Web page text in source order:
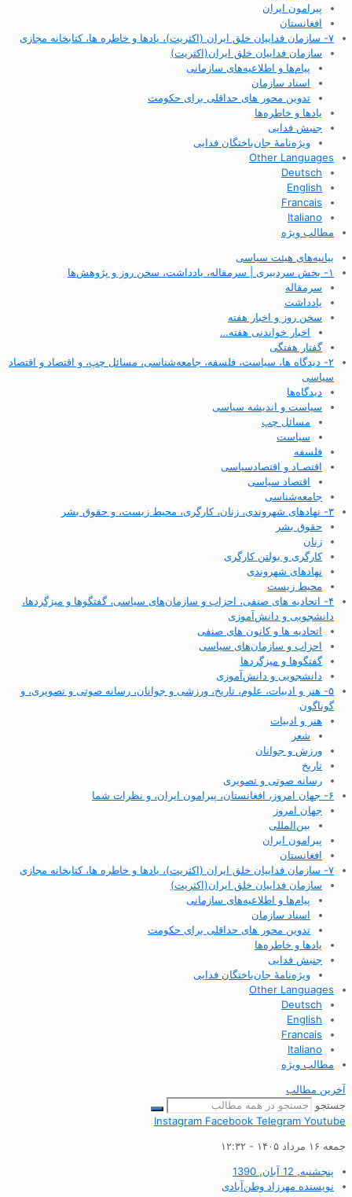
پیرامون ایران
افغانستان
۷- سازمان فداییان خلق ایران (اکثریت)، یادها و خاطره ها، کتابخانه مجازی
سازمان فداییان خلق ایران(اکثریت)
پیام‌ها و اطلاعیه‌های سازمانی
اسناد سازمان
تدوین محور های حداقلی برای حکومت
یادها و خاطره‌ها
جنبش فدایی
ویژه‌نامهٔ جان‌باختگان فدایی
Other Languages
Deutsch
English
Francais
Italiano
مطالب ویژه
بیانیه‌های هیئت سیاسی
۱- بخش سردبیری | سرمقاله، یادداشت، سخن روز و پژوهش‌ها
سرمقاله
یادداشت
سخن روز و اخبار هفته
اخبار خواندنی هفته…
گفتار هفتگی
۲- دیدگاه ها، سیاست، فلسفه، جامعه‌شناسی، مسائل چپ، و اقتصاد و اقتصاد
سیاسی
دیدگاه‌ها
سیاست و اندیشه سیاسی
مسائل چپ
سیاست
فلسفه
اقتصـاد و اقتصاد‌سیاسی
اقتصاد سیاسی
جامعه‌شناسی
۳- نهادهای شهروندی، زنان، کارگری، محیط زیست، و حقوق بشر
حقوق بشر
زنان
کارگری و بولتن کارگری
نهادهای شهروندی
محیط زیست
۴- اتحادیه های صنفی، احزاب و سازمان‌های سیاسی، گفتگوها و میزگردها،
دانشجویی و دانش‌آموزی
اتحادیه ها و کانون های صنفی
احزاب و سازمان‌های سیاسی
گفتگوها و میزگردها
دانشجویی و دانش‌آموزی
۵- هنر و ادبیات، علوم، تاریخ، ورزشی و جوانان، رسانه صوتی و تصویری، و
گوناگون
هنر و ادبیات
شعر
ورزش و جوانان
تاریخ
رسانه صوتی و تصویری
۶- جهان امروز، افغانستان، پیرامون ایران، و نظرات شما
جهان امروز
بین‌المللی
پیرامون ایران
افغانستان
۷- سازمان فداییان خلق ایران (اکثریت)، یادها و خاطره ها، کتابخانه مجازی
سازمان فداییان خلق ایران(اکثریت)
پیام‌ها و اطلاعیه‌های سازمانی
اسناد سازمان
تدوین محور های حداقلی برای حکومت
یادها و خاطره‌ها
جنبش فدایی
ویژه‌نامهٔ جان‌باختگان فدایی
Other Languages
Deutsch
English
Francais
Italiano
مطالب ویژه
آخرین مطالب
جستجو
Instagram Facebook Telegram Youtube
جمعه ۱۶ مرداد ۱۴۰۵ - ۱۲:۳۲
پنجشنبه, 12 آبان, 1390
نویسندهمهرزاد وطن‌آبادی